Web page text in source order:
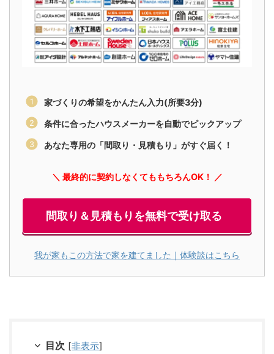
家づくりの希望をかんたん入力(所要3分)
条件に合ったハウスメーカーを自動でピックアップ
あなた専用の「間取り・見積もり」がすぐ届く！
＼ 最終的に契約しなくてももちろんOK！ ／
間取り＆見積もりを無料で受け取る
我が家もこの方法で家を建てました｜体験談はこちら
目次 [非表示]